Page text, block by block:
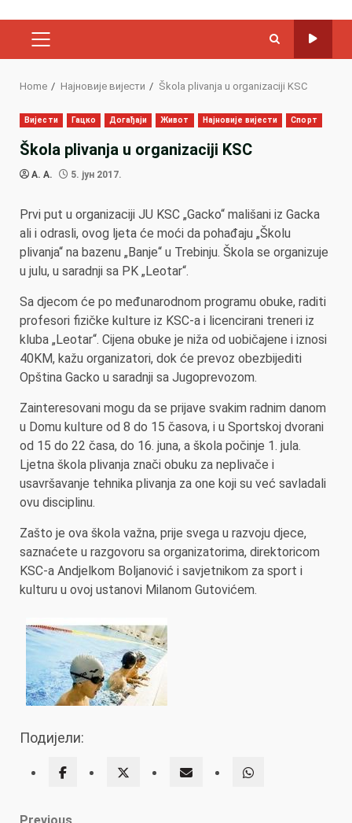
PRIMARY
Home Најновије вијести Škola plivanja u organizaciji KSC
Вијести Гацко Догађаји Живот Најновије вијести Спорт
Škola plivanja u organizaciji KSC
A. A. 5. јун 2017.
Prvi put u organizaciji JU KSC „Gacko“ mališani iz Gacka
ali i odrasli, ovog ljeta će moći da pohađaju „Školu
plivanja“ na bazenu „Banje“ u Trebinju. Škola se organizuje
u julu, u saradnji sa PK „Leotar“.
Sa djecom će po međunarodnom programu obuke, raditi
profesori fizičke kulture iz KSC-a i licencirani treneri iz
kluba „Leotar“. Cijena obuke je niža od uobičajene i iznosi
40KM, kažu organizatori, dok će prevoz obezbijediti
Opština Gacko u saradnji sa Jugoprevozom.
Zainteresovani mogu da se prijave svakim radnim danom
u Domu kulture od 8 do 15 časova, i u Sportskoj dvorani
od 15 do 22 časa, do 16. juna, a škola počinje 1. jula.
Ljetna škola plivanja znači obuku za neplivače i
usavršavanje tehnika plivanja za one koji su već savladali
ovu disciplinu.
Zašto je ova škola važna, prije svega u razvoju djece,
saznaćete u razgovoru sa organizatorima, direktoricom
KSC-a Andjelkom Boljanović i savjetnikom za sport i
kulturu u ovoj ustanovi Milanom Gutovićem.
Подијели: